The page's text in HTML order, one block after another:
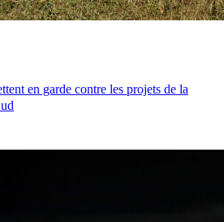
en garde contre les projets de la